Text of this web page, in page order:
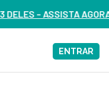
ENTRAR